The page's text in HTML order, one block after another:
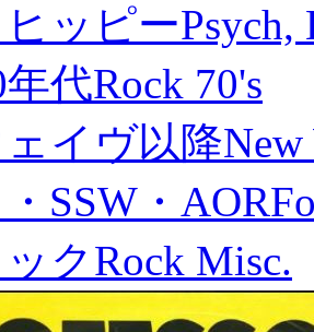
ッピーPsych,
代Rock 70's
イヴ以降New
SSW・AOR
クRock Misc.